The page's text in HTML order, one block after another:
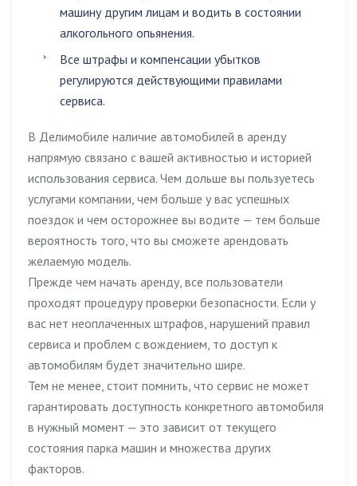
машину другим лицам и водить в состоянии
алкогольного опьянения.
Все штрафы и компенсации убытков
регулируются действующими правилами
сервиса.
В Делимобиле наличие автомобилей в аренду
напрямую связано с вашей активностью и историей
использования сервиса. Чем дольше вы пользуетесь
услугами компании, чем больше у вас успешных
поездок и чем осторожнее вы водите — тем больше
вероятность того, что вы сможете арендовать
желаемую модель.
Прежде чем начать аренду, все пользователи
проходят процедуру проверки безопасности. Если у
вас нет неоплаченных штрафов, нарушений правил
сервиса и проблем с вождением, то доступ к
автомобилям будет значительно шире.
Тем не менее, стоит помнить, что сервис не может
гарантировать доступность конкретного автомобиля
в нужный момент — это зависит от текущего
состояния парка машин и множества других
факторов.